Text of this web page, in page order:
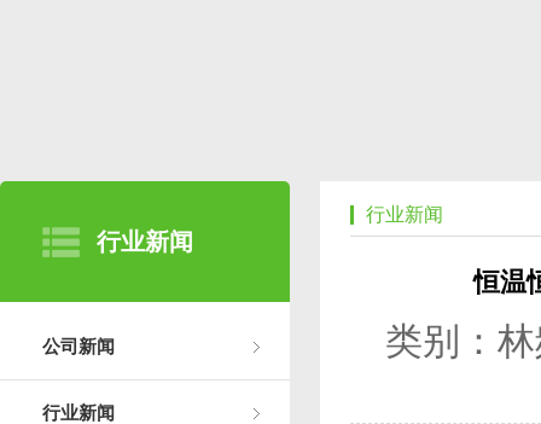
行业新闻
公司新闻
行业新闻
行业新闻
恒温
类别：